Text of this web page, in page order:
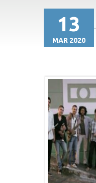
13
MAR 2020